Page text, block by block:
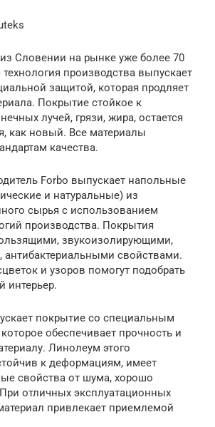
Словении на рынке уже более 70
производства выпускает
защитой, которая продляет
Покрытие стойкое к
лучей, грязи, жира, остается
как новый. Все материалы
качества.
Forbo выпускает напольные
и натуральные) из
сырья с использованием
производства. Покрытия
звукоизолирующими,
свойствами.
и узоров помогут подобрать
интерьер.
покрытие со специальным
обеспечивает прочность и
Линолеум этого
к деформациям, имеет
свойства от шума, хорошо
отличных эксплуатационных
привлекает приемлемой